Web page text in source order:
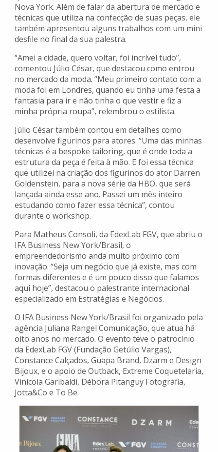
Nova York. Além de falar da abertura de mercado e
técnicas que utiliza na confecção de suas peças, ele
também apresentou alguns trabalhos com um mini
desfile no final da sua palestra.
“Amei a cidade, quero voltar, foi incrível tudo”,
comentou Júlio César, que destacou como entrou
no mercado da moda. “Meu primeiro contato com a
moda foi em Londres, quando eu tinha uma festa a
fantasia para ir e não tinha o que vestir e fiz a
minha própria roupa”, relembrou o estilista.
Júlio César também contou em detalhes como
desenvolve figurinos para atores. “Uma das minhas
técnicas é a bespoke tailoring, que é onde toda a
estrutura da peça é feita à mão. E foi essa técnica
que utilizei na criação dos figurinos do ator Darren
Goldenstein, para a nova série da HBO, que será
lançada ainda esse ano. Passei um mês inteiro
estudando como fazer essa técnica”, contou
durante o workshop.
Para Matheus Consoli, da EdexLab FGV, que abriu o
IFA Business New York/Brasil, o
empreendedorismo anda muito próximo com
inovação. “Seja um negócio que já existe, mas com
formas diferentes e é um pouco disso que falamos
aqui hoje”, destacou o palestrante internacional
especializado em Estratégias e Negócios.
O IFA Business New York/Brasil foi organizado pela
agência Juliana Rangel Comunicação, que atua há
oito anos no mercado. O evento teve o patrocínio
da EdexLab FGV (Fundação Getúlio Vargas),
Constance Calçados, Guapa Brand, Dzarm e Design
Bijoux, e o apoio de Outback, Extreme Coquetelaria,
Vinícola Garibaldi, Débora Pitanguy Fotografia,
Jotta&Co e To Be.